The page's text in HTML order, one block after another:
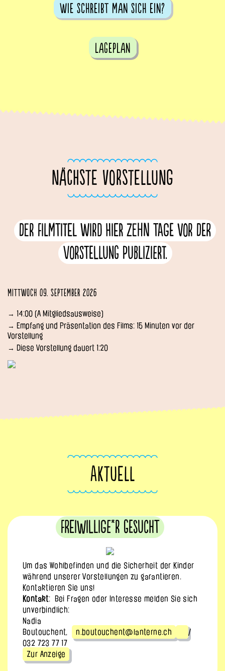
Wie schreibt man sich ein?
Lageplan
NÄCHSTE VORSTELLUNG
Der Filmtitel wird hier zehn Tage vor der
Vorstellung publiziert.
Mittwoch 09. September 2026
→ 14:00 (A Mitgliedsausweise)
→ Empfang und Präsentation des Films: 15 Minuten vor der
Vorstellung
→ Diese Vorstellung dauert 1:20
AKTUELL
Freiwillige*r gesucht
Um das Wohlbefinden und die Sicherheit der Kinder
während unserer Vorstellungen zu garantieren.
Kontaktieren Sie uns!
Kontakt: Bei Fragen oder Interesse melden Sie sich
unverbindlich:
Nadia
Boutouchent,
n.boutouchent@lanterne.ch
/
032 723 77 17
Zur Anzeige